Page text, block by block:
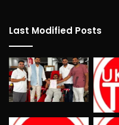
Last Modified Posts